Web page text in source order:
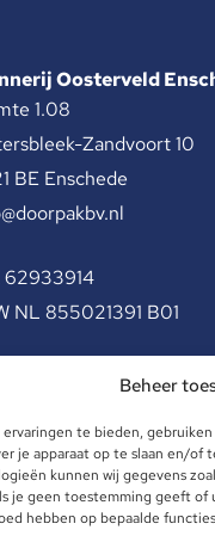
Beheer
te bieden,
je apparaat op te slaan en/of
kunnen wij gegevens
je geen toestemming geeft
hebben op bepaalde
Oosterveld
1.08
Zandvoort 10
BE Enschede
62933914
NL 855021391 B01
Site door: